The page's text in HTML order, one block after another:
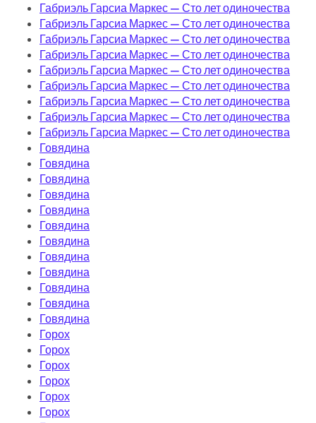
Габриэль Гарсиа Маркес — Сто лет одиночества
Габриэль Гарсиа Маркес — Сто лет одиночества
Габриэль Гарсиа Маркес — Сто лет одиночества
Габриэль Гарсиа Маркес — Сто лет одиночества
Габриэль Гарсиа Маркес — Сто лет одиночества
Габриэль Гарсиа Маркес — Сто лет одиночества
Габриэль Гарсиа Маркес — Сто лет одиночества
Габриэль Гарсиа Маркес — Сто лет одиночества
Габриэль Гарсиа Маркес — Сто лет одиночества
Говядина
Говядина
Говядина
Говядина
Говядина
Говядина
Говядина
Говядина
Говядина
Говядина
Говядина
Говядина
Горох
Горох
Горох
Горох
Горох
Горох